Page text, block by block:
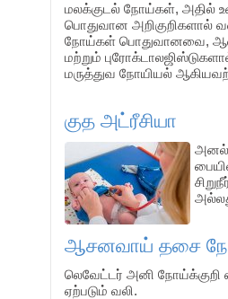
மலக்குடல் நோய்கள், அதில்
பொதுவான அறிகுறிகளால்
நோய்கள் பொதுவானவை,
மற்றும்
மருத்துவ நோயியல்
குத அட்ரீசியா
அனல்
ஆசனவாய் தசை
லெவேட்டர் அனி நோய்க்குறி
ஏற்படும் வலி.